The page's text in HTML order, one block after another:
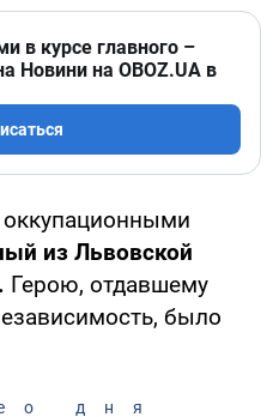
в курсе главного –
Новини на OBOZ.UA в
из Львовской
Герою, отдавшему
было
дня